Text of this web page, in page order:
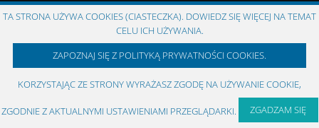
TA STRONA UŻYWA COOKIES (CIASTECZKA). DOWIEDZ SIĘ WIĘCEJ NA TEMAT
CELU ICH UŻYWANIA.
ZAPOZNAJ SIĘ Z POLITYKĄ PRYWATNOŚCI COOKIES.
KORZYSTAJĄC ZE STRONY WYRAŻASZ ZGODĘ NA UŻYWANIE COOKIE,
ZGODNIE Z AKTUALNYMI USTAWIENIAMI PRZEGLĄDARKI. ZGADZAM SIĘ